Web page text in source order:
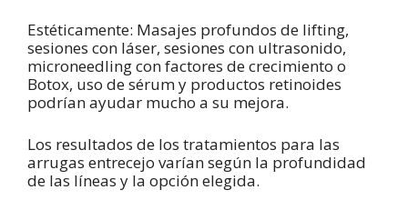
Estéticamente: Masajes profundos de lifting,
sesiones con láser, sesiones con ultrasonido,
microneedling con factores de crecimiento o
Botox, uso de sérum y productos retinoides
podrían ayudar mucho a su mejora.
Los resultados de los tratamientos para las
arrugas entrecejo varían según la profundidad
de las líneas y la opción elegida.